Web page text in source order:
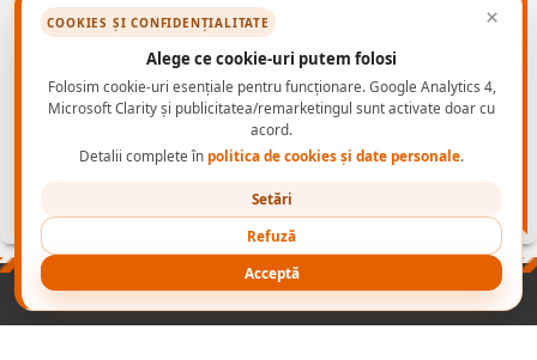
COOKIES ȘI CONFIDENȚIALITATE ×
Alege ce cookie-uri putem folosi
Folosim cookie-uri esențiale pentru funcționare. Google Analytics 4,
Microsoft Clarity și publicitatea/remarketingul sunt activate doar cu
acord.
Detalii complete în politica de cookies și date personale.
Setări
Refuză
Acceptă